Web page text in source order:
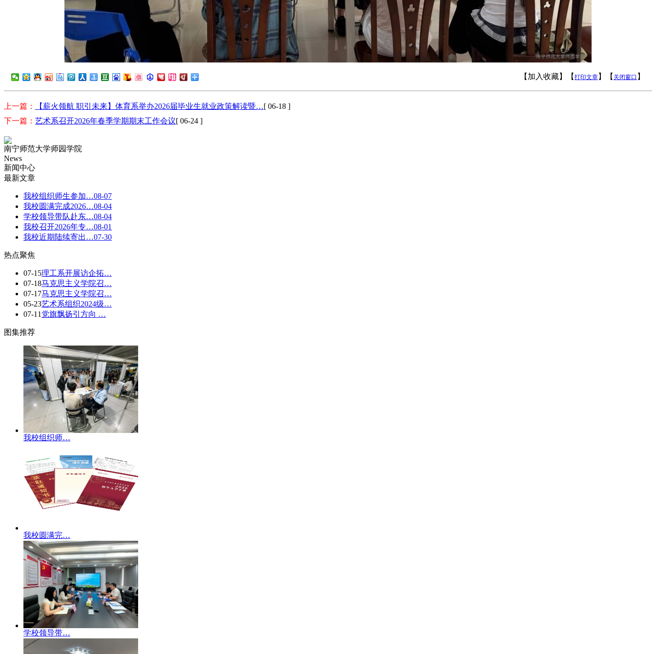
【加入收藏】【 打印文章 】【 关闭窗口 】
上一篇： 【薪火领航 职引未来】体育系举办2026届毕业生就业政策解读暨…[ 06-18 ]
下一篇： 艺术系召开2026年春季学期期末工作会议[ 06-24 ]
南宁师范大学师园学院
News
新闻中心
最新文章
我校组织师生参加…08-07
我校圆满完成2026…08-04
学校领导带队赴东…08-04
我校召开2026年专…08-01
我校近期陆续寄出…07-30
热点聚焦
07-15理工系开展访企拓…
07-18马克思主义学院召…
07-17马克思主义学院召…
05-23艺术系组织2024级…
07-11 党旗飘扬引方向 …
图集推荐
我校组织师…
我校圆满完…
学校领导带…